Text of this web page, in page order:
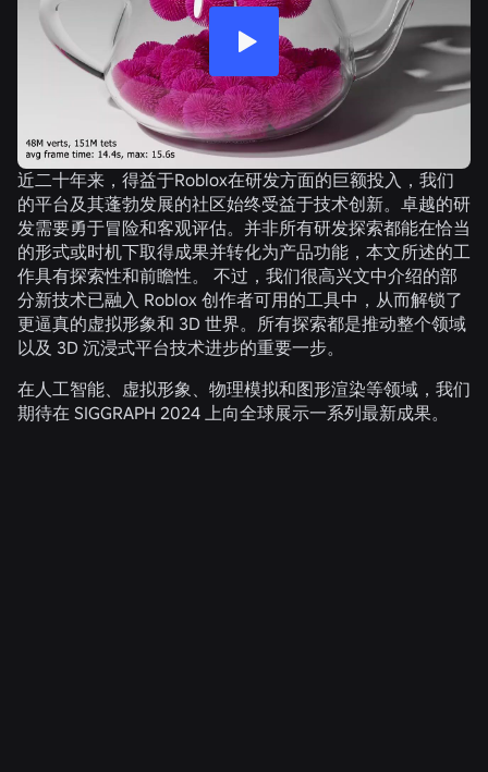
近二十年来，得益于Roblox在研发方面的巨额投入，我们
的平台及其蓬勃发展的社区始终受益于技术创新。卓越的研
发需要勇于冒险和客观评估。并非所有研发探索都能在恰当
的形式或时机下取得成果并转化为产品功能，本文所述的工
作具有探索性和前瞻性。 不过，我们很高兴文中介绍的部
分新技术已融入 Roblox 创作者可用的工具中，从而解锁了
更逼真的虚拟形象和 3D 世界。所有探索都是推动整个领域
以及 3D 沉浸式平台技术进步的重要一步。
在人工智能、虚拟形象、物理模拟和图形渲染等领域，我们
期待在 SIGGRAPH 2024 上向全球展示一系列最新成果。